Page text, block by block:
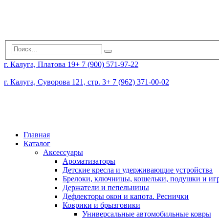
г. Калуга, Платова 19+ 7 (900) 571-97-22
г. Калуга, Суворова 121, стр. 3+ 7 (962) 371-00-02
Главная
Каталог
Аксессуары
Ароматизаторы
Детские кресла и удерживающие устройства
Брелоки, ключницы, кошельки, подушки и
Держатели и пепельницы
Дефлекторы окон и капота. Реснички
Коврики и брызговики
Универсальные автомобильные ковры